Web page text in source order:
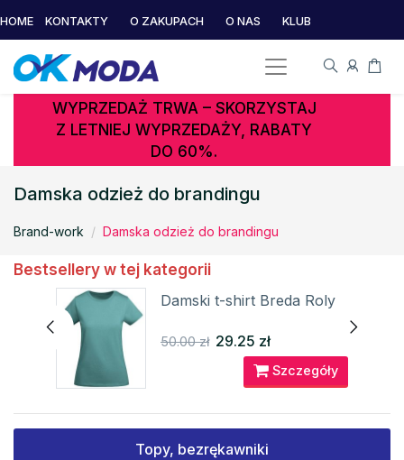
HOME KONTAKTY O ZAKUPACH O NAS KLUB
WYPRZEDAŻ TRWA – SKORZYSTAJ
Z LETNIEJ WYPRZEDAŻY, RABATY
DO 60%.
Damska odzież do brandingu
Brand-work Damska odzież do brandingu
Bestsellery w tej kategorii
Damski t-shirt Breda Roly
50.00 zł 29.25 zł
Szczegóły
Topy, bezrękawniki